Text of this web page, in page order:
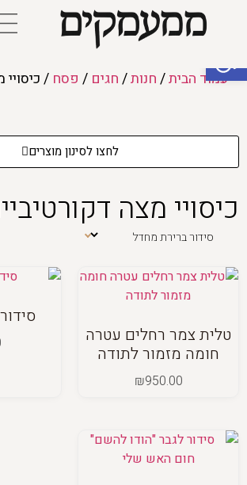
פתח סרגל נגישות
עמוד הבית/חנות/חגים / פסח /
לחצו לסינון מוצרים
כיסויי מצה
טלית צמר רחלים עטרה
חומה מזמור לתודה
₪950.00